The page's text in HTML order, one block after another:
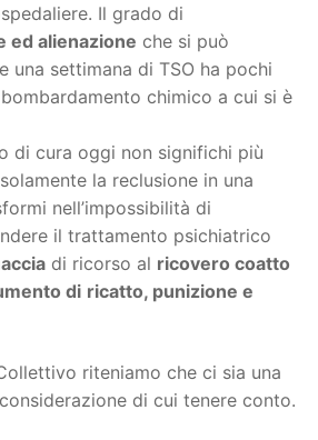
Il grado di
ed alienazione che si può
una settimana di TSO ha pochi
chimico a cui si è
di cura oggi non significhi più
la reclusione in una
nell’impossibilità di
il trattamento psichiatrico
di ricorso al ricovero coatto
di ricatto, punizione e
riteniamo che ci sia una
di cui tenere conto.